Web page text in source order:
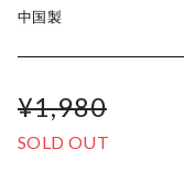
中国製
¥1,980
SOLD OUT